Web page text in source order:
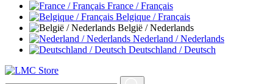
France / Français
Belgique / Français
België / Nederlands
Nederland / Nederlands
Deutschland / Deutsch